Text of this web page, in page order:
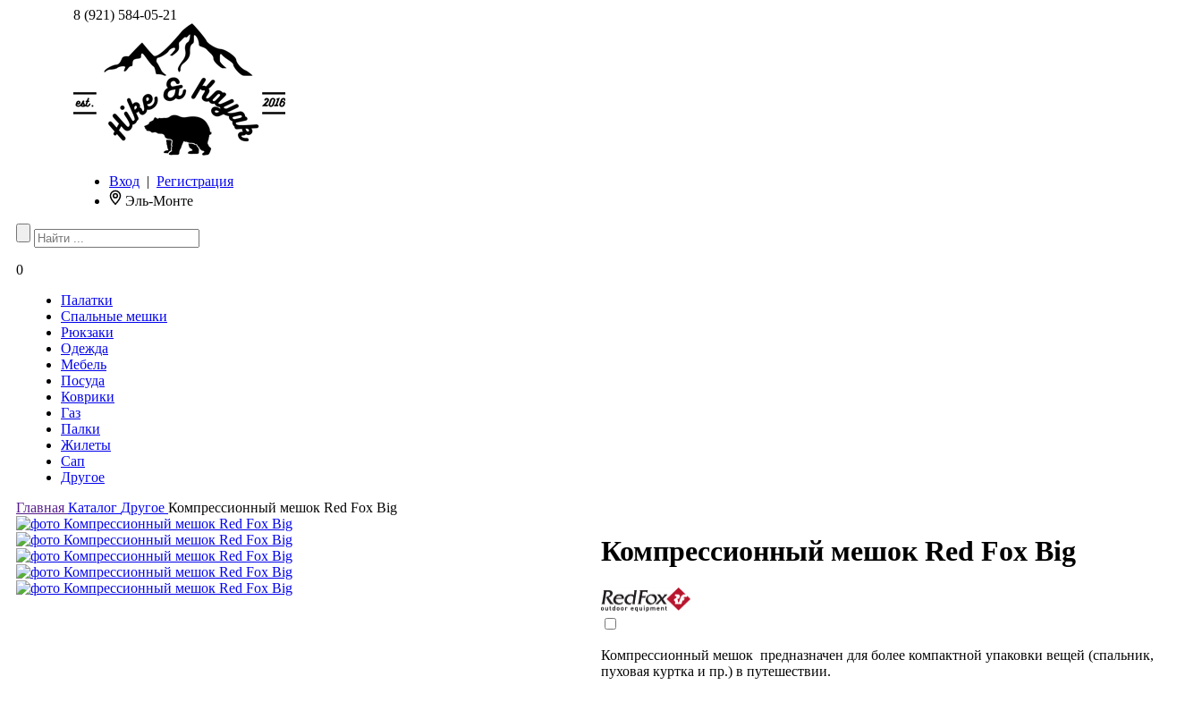
8 (921) 584-05-21
Вход | Регистрация
Эль-Монте
0
Палатки
Спальные мешки
Рюкзаки
Одежда
Мебель
Посуда
Коврики
Газ
Палки
Жилеты
Сап
Другое
Главная Каталог Другое Компрессионный мешок Red Fox Big
Компрессионный мешок Red Fox Big
Компрессионный мешок предназначен для более компактной упаковки вещей (спальник,
пуховая куртка и пр.) в путешествии.